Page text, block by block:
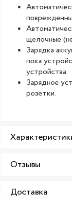
щелочные
Зарядка
пока
устройства.
Зарядное
розетки.
Отзывы
Доставка